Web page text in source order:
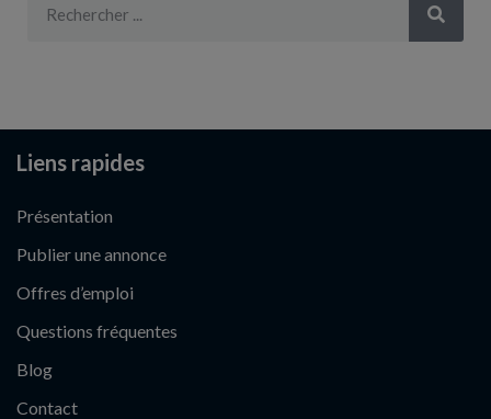
Liens rapides
Présentation
Publier une annonce
Offres d’emploi
Questions fréquentes
Blog
Contact